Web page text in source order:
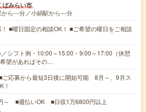
ばみらい市
ら---分／小絹駅から---分
■曜日固定の相談OK！ ■ご希望の曜日をご相談
／シフト例・10:00～15:00・9:00～17:00（休憩
望があればその…
応募から最短3日後に開始可能 8月～、9月ス
！
～ ■週払いOK ■日収1万6800円以上